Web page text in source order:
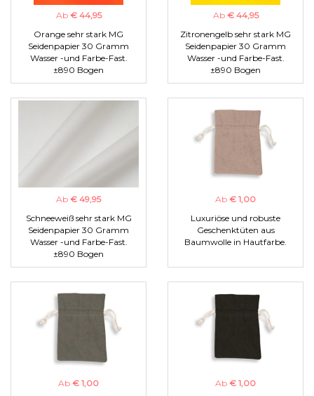
Ab € 44,95
Orange sehr stark MG
Seidenpapier 30 Gramm
Wasser -und Farbe-Fast.
±890 Bogen
Ab € 44,95
Zitronengelb sehr stark MG
Seidenpapier 30 Gramm
Wasser -und Farbe-Fast.
±890 Bogen
Ab € 49,95
Schneeweiß sehr stark MG
Seidenpapier 30 Gramm
Wasser -und Farbe-Fast.
±890 Bogen
Ab € 1,00
Luxuriöse und robuste
Geschenktüten aus
Baumwolle in Hautfarbe.
Ab € 1,00
Ab € 1,00